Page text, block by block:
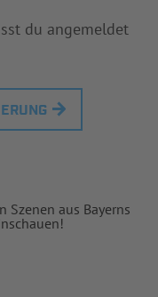
du angemeldet
Szenen aus Bayerns